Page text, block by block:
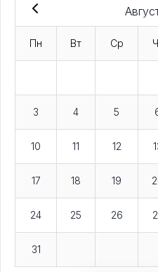
Пн Вт Ср
3 4 5
10 11 12
17 18 19
24 25 26
31